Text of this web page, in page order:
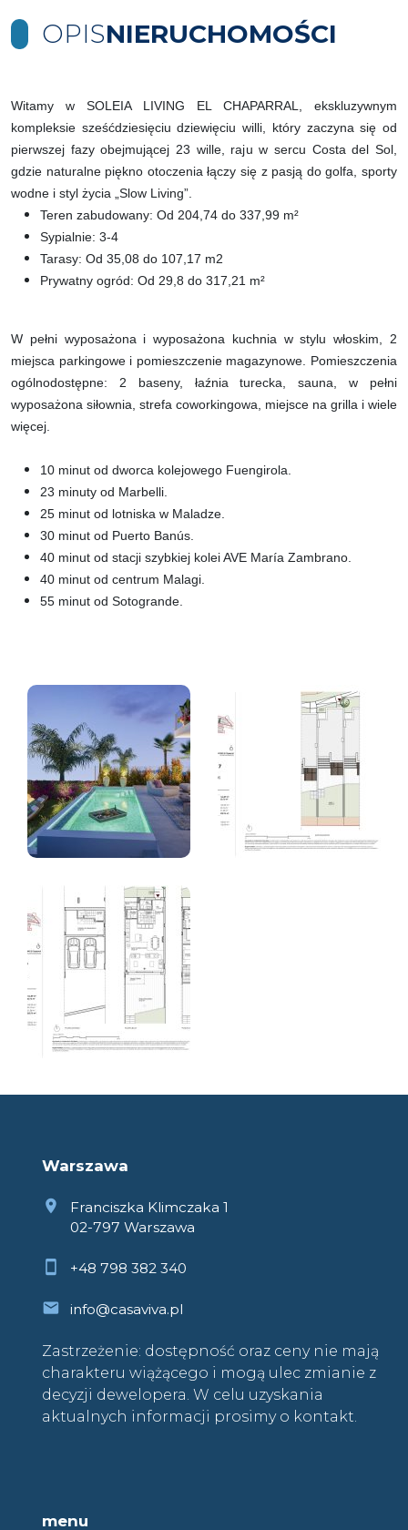
OPISNIERUCHOMOŚCI
Witamy w SOLEIA LIVING EL CHAPARRAL, ekskluzywnym
kompleksie sześćdziesięciu dziewięciu willi, który zaczyna się od
pierwszej fazy obejmującej 23 wille, raju w sercu Costa del Sol,
gdzie naturalne piękno otoczenia łączy się z pasją do golfa, sporty
wodne i styl życia „Slow Living”.
Teren zabudowany: Od 204,74 do 337,99 m²
Sypialnie: 3-4
Tarasy: Od 35,08 do 107,17 m2
Prywatny ogród: Od 29,8 do 317,21 m²
W pełni wyposażona i wyposażona kuchnia w stylu włoskim, 2
miejsca parkingowe i pomieszczenie magazynowe. Pomieszczenia
ogólnodostępne: 2 baseny, łaźnia turecka, sauna, w pełni
wyposażona siłownia, strefa coworkingowa, miejsce na grilla i wiele
więcej.
10 minut od dworca kolejowego Fuengirola.
23 minuty od Marbelli.
25 minut od lotniska w Maladze.
30 minut od Puerto Banús.
40 minut od stacji szybkiej kolei AVE María Zambrano.
40 minut od centrum Malagi.
55 minut od Sotogrande.
Warszawa
Franciszka Klimczaka 1
02-797 Warszawa
+48 798 382 340
info@casaviva.pl
Zastrzeżenie: dostępność oraz ceny nie mają
charakteru wiążącego i mogą ulec zmianie z
decyzji dewelopera. W celu uzyskania
aktualnych informacji prosimy o kontakt.
menu